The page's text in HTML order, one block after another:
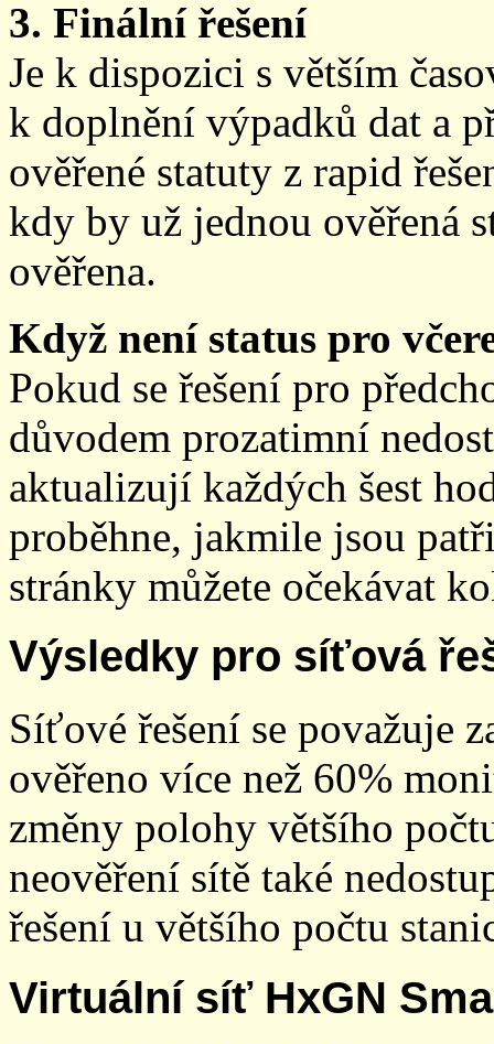
3. Finální řešení
Je k dispozici s větším
k doplnění výpadků dat a
ověřené statuty z rapid
kdy by už jednou ověřená
ověřena.
Když není status pro
Pokud se řešení pro
důvodem prozatimní
aktualizují každých šest
proběhne, jakmile jsou
stránky můžete očekávat
Výsledky pro síťová
Síťové řešení se považuje
ověřeno více než 60%
změny polohy většího
neověření sítě také
řešení u většího počtu
Virtuální síť HxGN